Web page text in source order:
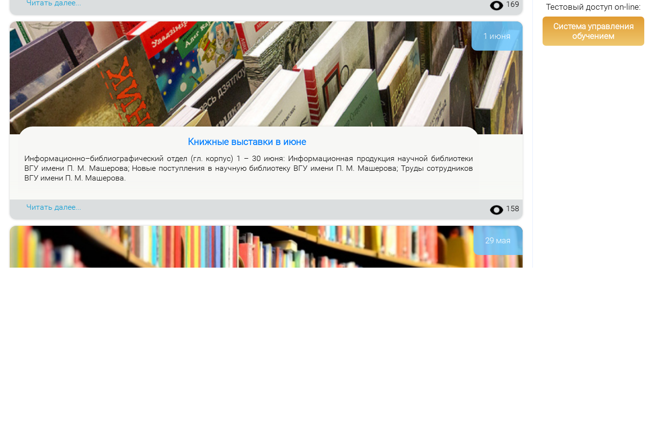
Читать далее... 169
1 июня
Книжные выставки в июне
Ин­фор­ма­ци­он­но–биб­лио­гра­фи­че­ский от­дел (гл. кор­пус) 1 – 30 июня: Ин­фор­ма­ци­он­ная про­дук­ция на­уч­ной биб­лио­те­ки
ВГУ име­ни П. М. Ма­ше­ро­ва; Но­вые по­ступ­ле­ния в на­уч­ную биб­лио­те­ку ВГУ име­ни П. М. Ма­ше­ро­ва; Тру­ды со­труд­ни­ков
ВГУ име­ни П. М. Ма­ше­ро­ва.
Читать далее... 158
29 мая
Тестовый доступ on-line:
Система управления
обучением